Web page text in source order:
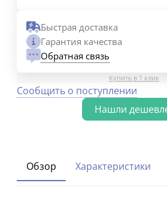
Быстрая доставка
Гарантия качества
Обратная связь
Купить в 1 клик
Сообщить о поступлении
Обзор Характеристики